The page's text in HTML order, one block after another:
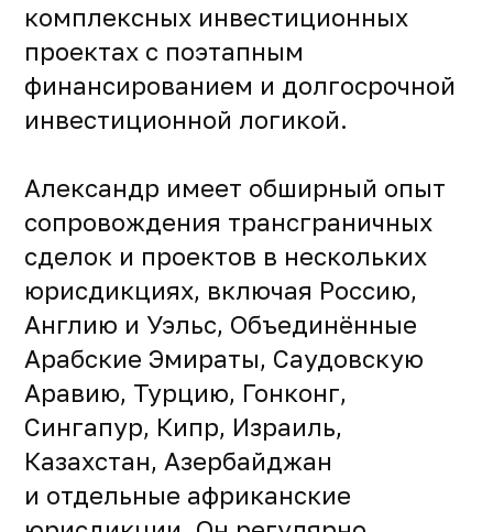
комплексных инвестиционных
проектах с поэтапным
финансированием и долгосрочной
инвестиционной логикой.
Александр имеет обширный опыт
сопровождения трансграничных
сделок и проектов в нескольких
юрисдикциях, включая Россию,
Англию и Уэльс, Объединённые
Арабские Эмираты, Саудовскую
Аравию, Турцию, Гонконг,
Сингапур, Кипр, Израиль,
Казахстан, Азербайджан
и отдельные африканские